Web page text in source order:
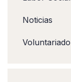
Noticias
Voluntariado